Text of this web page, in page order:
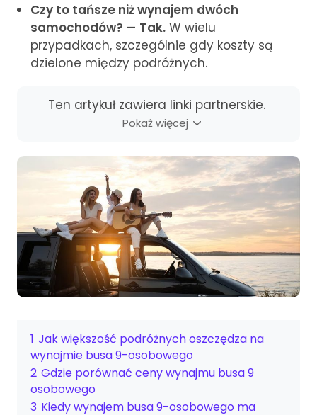
Czy to tańsze niż wynajem dwóch
samochodów? — Tak. W wielu
przypadkach, szczególnie gdy koszty są
dzielone między podróżnych.
Ten artykuł zawiera linki partnerskie.
Pokaż więcej
1 Jak większość podróżnych oszczędza na
wynajmie busa 9-osobowego
2 Gdzie porównać ceny wynajmu busa 9
osobowego
3 Kiedy wynajem busa 9-osobowego ma